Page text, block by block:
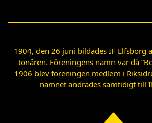
1904, den 26 juni bildades IF Elfsborg
tonåren. Föreningens namn var då
1906 blev föreningen medlem i
namnet ändrades samtidigt till